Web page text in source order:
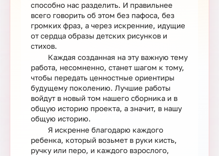
способно нас разделить. И правильнее
всего говорить об этом без пафоса, без
громких фраз, а через искренние, идущие
от сердца образы детских рисунков и
стихов.
Каждая созданная на эту важную тему
работа, несомненно, станет шагом к тому,
чтобы передать ценностные ориентиры
будущему поколению. Лучшие работы
войдут в новый том нашего сборника и в
общую историю проекта, а значит, в нашу
общую историю.
Я искренне благодарю каждого
ребенка, который возьмет в руки кисть,
ручку или перо, и каждого взрослого,